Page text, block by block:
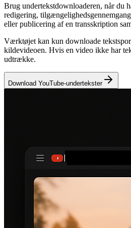
Brug undertekstdownloaderen, når du
redigering,
eller publicering af en transskription
Værktøjet kan kun downloade
kildevideoen. Hvis en video ikke har
udtrække.
Download YouTube-undertekster